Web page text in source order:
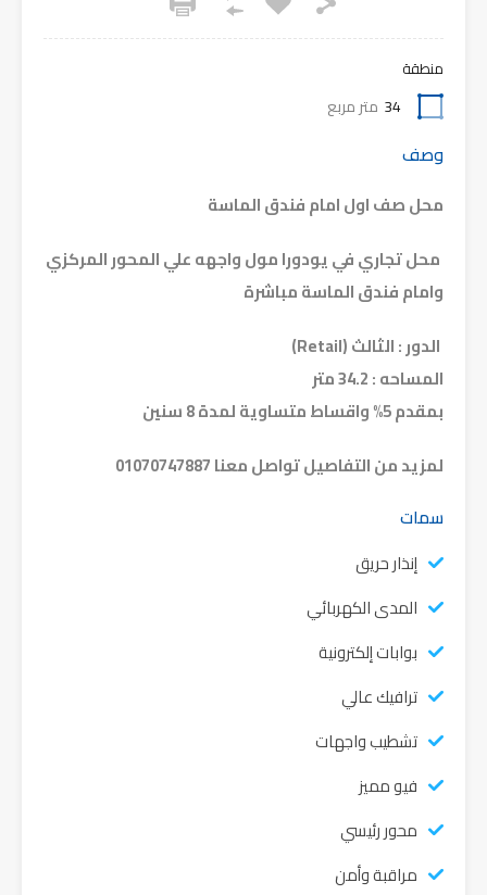
منطقة
34 متر مربع
وصف
محل صف اول امام فندق الماسة
محل تجاري في يودورا مول واجهه علي المحور المركزي
وامام فندق الماسة مباشرة
الدور : الثالث (Retail)
المساحه : 34.2 متر
بمقدم 5% واقساط متساوية لمدة 8 سنين
لمزيد من التفاصيل تواصل معنا 01070747887
سمات
إنذار حريق
المدى الكهربائي
بوابات إلكترونية
ترافيك عالي
تشطيب واجهات
فيو مميز
محور رئيسي
مراقبة وأمن